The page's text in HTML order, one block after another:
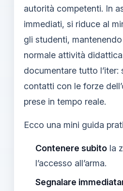
autorità competenti. In
immediati, si riduce al
gli studenti, mantenendo
normale attività
documentare tutto l’iter:
contatti con le forze
prese in tempo reale.
Ecco una mini guida
Contenere subito la
l’accesso all’arma.
Segnalare